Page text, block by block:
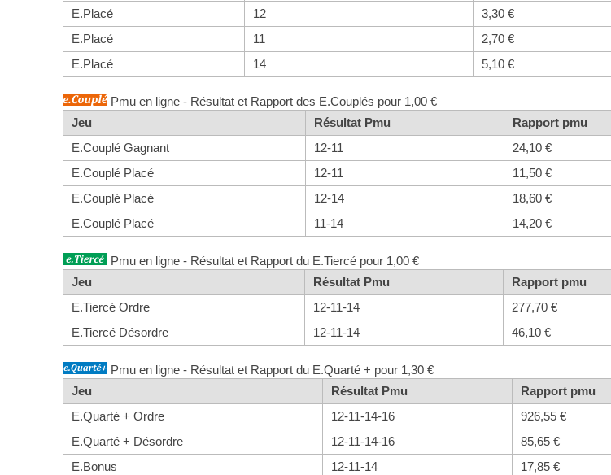
E.Placé
12
3,30 €
E.Placé
11
2,70 €
E.Placé
14 5,10 €
Pmu en ligne - Résultat et Rapport des E.Couplés pour 1,00 €
Jeu
Résultat Pmu
Rapport pmu
E.Couplé Gagnant
12-11
24,10 €
E.Couplé Placé
12-11
11,50 €
E.Couplé Placé
12-14
18,60 €
E.Couplé Placé
11-14 14,20 €
Pmu en ligne - Résultat et Rapport du E.Tiercé pour 1,00 €
Jeu
Résultat Pmu
Rapport pmu
E.Tiercé Ordre
12-11-14
277,70 €
E.Tiercé Désordre
12-11-14 46,10 €
Pmu en ligne - Résultat et Rapport du E.Quarté + pour 1,30 €
Jeu
Résultat Pmu
Rapport pmu
E.Quarté + Ordre
12-11-14-16
926,55 €
E.Quarté + Désordre
12-11-14-16
85,65 €
E.Bonus
12-11-14 17,85 €